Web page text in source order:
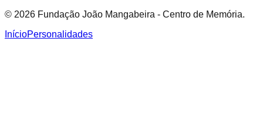
© 2026 Fundação João Mangabeira - Centro de Memória.
InícioPersonalidades